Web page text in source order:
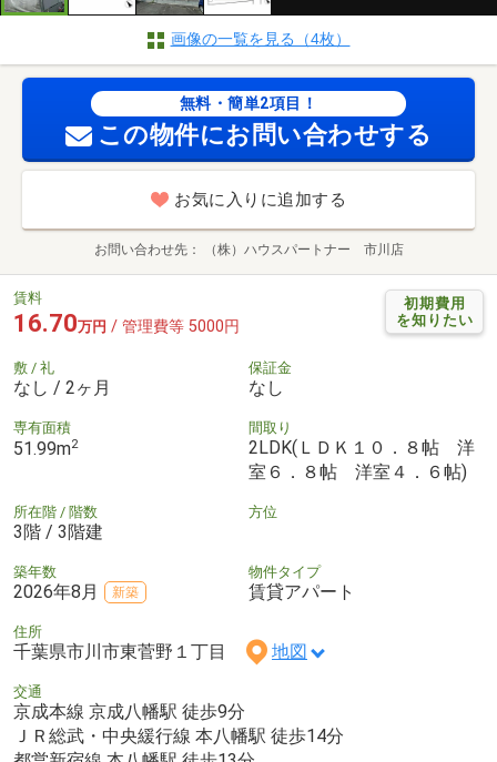
画像の一覧を見る（4枚）
無料・簡単2項目！
この物件にお問い合わせする
お気に入りに追加する
お問い合わせ先 （株）ハウスパートナー 市川店
初期費用
を知りたい
賃料
16.70万円 / 管理費等 5000円
敷 / 礼
なし / 2ヶ月
保証金
なし
専有面積
51.99m2
間取り
2LDK(ＬＤＫ１０．８帖 洋
室６．８帖 洋室４．６帖)
所在階 / 階数
3階 / 3階建
方位
築年数
2026年8月 新築
物件タイプ
賃貸アパート
住所
千葉県市川市東菅野１丁目 地図
交通
京成本線 京成八幡駅 徒歩9分
ＪＲ総武・中央緩行線 本八幡駅 徒歩14分